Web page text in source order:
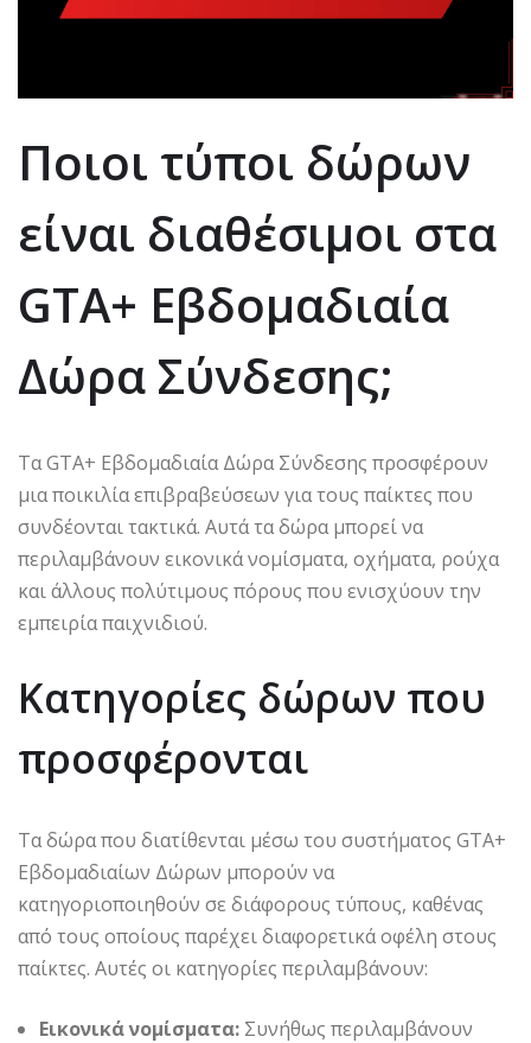
Ποιοι τύποι δώρων
είναι διαθέσιμοι στα
GTA+ Εβδομαδιαία
Δώρα Σύνδεσης;
Τα GTA+ Εβδομαδιαία Δώρα Σύνδεσης προσφέρουν
μια ποικιλία επιβραβεύσεων για τους παίκτες που
συνδέονται τακτικά. Αυτά τα δώρα μπορεί να
περιλαμβάνουν εικονικά νομίσματα, οχήματα, ρούχα
και άλλους πολύτιμους πόρους που ενισχύουν την
εμπειρία παιχνιδιού.
Κατηγορίες δώρων που
προσφέρονται
Τα δώρα που διατίθενται μέσω του συστήματος GTA+
Εβδομαδιαίων Δώρων μπορούν να
κατηγοριοποιηθούν σε διάφορους τύπους, καθένας
από τους οποίους παρέχει διαφορετικά οφέλη στους
παίκτες. Αυτές οι κατηγορίες περιλαμβάνουν:
Εικονικά νομίσματα: Συνήθως περιλαμβάνουν